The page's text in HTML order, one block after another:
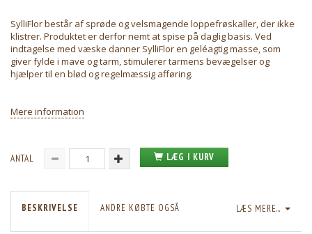
SylliFlor består af sprøde og velsmagende loppefrøskaller, der ikke
klistrer. Produktet er derfor nemt at spise på daglig basis. Ved
indtagelse med væske danner SylliFlor en geléagtig masse, som
giver fylde i mave og tarm, stimulerer tarmens bevægelser og
hjælper til en blød og regelmæssig afføring.
Mere information
ANTAL LÆG I KURV
LÆS MERE...
BESKRIVELSE ANDRE KØBTE OGSÅ